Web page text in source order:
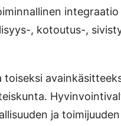
, kotoutus-,
toiseksi
ja